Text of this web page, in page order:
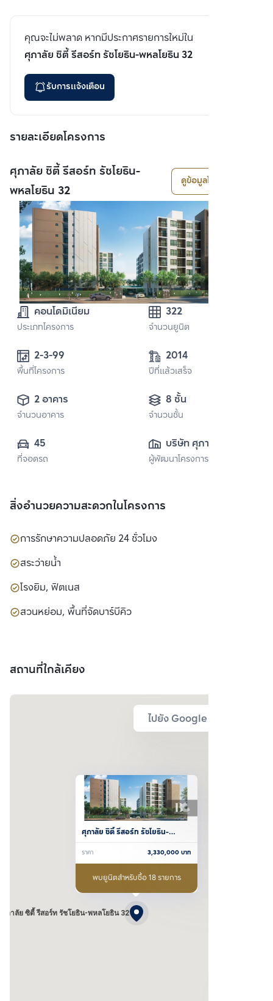
คุณจะไม่พลาด หากมีประกาศรายการใหม่ใน
ศุภาลัย ซิตี้ รีสอร์ท รัชโยธิน-พหลโยธิน 32
รับการแจ้งเตือน
รายละเอียดโครงการ
ศุภาลัย ซิตี้ รีสอร์ท รัชโยธิน-
พหลโยธิน 32
ดูข้อมูลโครงการ
คอนโดมิเนียม
ประเภทโครงการ
322
จำนวนยูนิต
พื้นที่โครงการ
2014
ปีที่แล้วเสร็จ
2 อาคาร
จำนวนอาคาร
8 ชั้น
จำนวนชั้น
45
ที่จอดรถ
บริษัท ศุภาลัย จำกัด
(มหาชน)
ผู้พัฒนาโครงการ
สิ่งอำนวยความสะดวกในโครงการ
การรักษาความปลอดภัย 24 ชั่วโมง
สระว่ายน้ำ
โรงยิม, ฟิตเนส
สวนหย่อม, พื้นที่จัดบาร์บีคิว
สถานที่ใกล้เคียง
ไปยัง Google Map
ศุภาลัย ซิตี้ รีสอร์ท รัชโยธิน-พหลโยธิน 32
ศุภาลัย ซิตี้ รีสอร์ท รัชโยธิน-
พหลโยธิน 32
ราคา 3,330,000บาท
พบยูนิตสำหรับซื้อ 18 รายการ